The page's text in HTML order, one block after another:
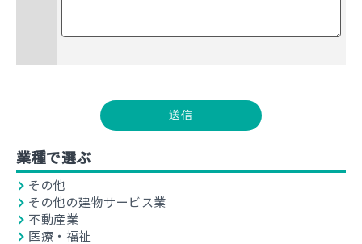
業種で選ぶ
その他
その他の建物サービス業
不動産業
医療・福祉